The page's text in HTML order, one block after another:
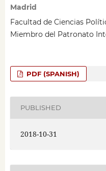
Madrid
Facultad de Ciencias
Miembro del Patronato
PDF (SPANISH)
PUBLISHED
2018-10-31